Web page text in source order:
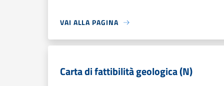
VAI ALLA PAGINA
Carta di fattibilità geologica (N)